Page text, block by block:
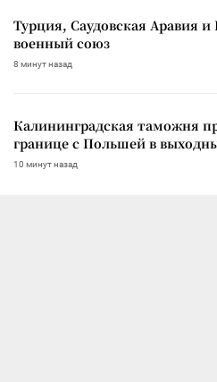
Турция, Саудовская Аравия и
военный союз
8 минут назад
Калининградская таможня
границе с Польшей в
10 минут назад